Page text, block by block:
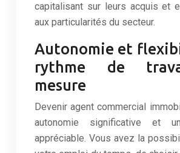
capitalisant sur leurs acquis et
aux particularités du secteur.
Autonomie et
rythme de
mesure
Devenir agent commercial
autonomie significative et
appréciable. Vous avez la